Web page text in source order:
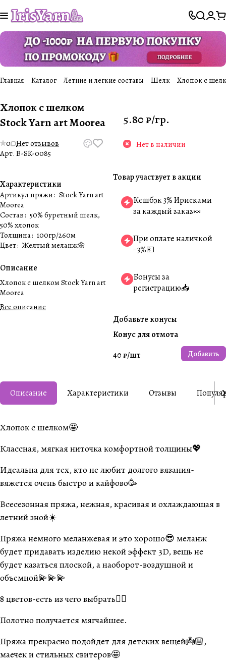
Главная Каталог Летние и легкие составы Шелк Хлопок с
Хлопок с шелком
Stock Yarn art Moorea
0 Нет отзывов
Арт. B-SK-0085
Характеристики
Артикул пряжи: Stock Yarn art
Moorea
Состав: 50% буретный шелк,
50% хлопок
Толщина: 100гр/260м
Цвет: Желтый меланж🌼
Описание
Хлопок с шелком Stock Yarn art
Moorea
Все описание
5.80 ₽/гр.
Нет в наличии
Товар участвует в акции
Кешбэк 3% Ирисками
за каждый заказ🍬
При оплате наличкой
−3%💵
Бонусы за
регистрацию📥
Добавьте конусы
Конус для отмота
40 ₽/шт Добавить
Описание Характеристики Отзывы
Хлопок с шелком🤩
Классная, мягкая ниточка комфортной толщины💖
Идеальна для тех, кто не любит долгого вязания-
вяжется очень быстро и кайфово🥳
Всесезонная пряжа, нежная, красивая и охлаждающая в
летний зной☀️
Пряжа немного меланжевая и это хорошо😎 меланж
будет придавать изделию некой эффект 3D, вещь не
будет казаться плоской, а наоборот-воздушной и
объемной💫💫💫
8 цветов-есть из чего выбрать👌🏼
Полотно получается мягчайшее.
Пряжа прекрасно подойдет для детских вещей👼🏼,
маечек и стильных свитеров🤩